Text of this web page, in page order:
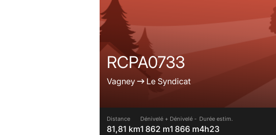
RCPA0733
Vagney Le Syndicat
Distance
81,81 km
Dénivelé +
1 862 m
Dénivelé -
1 866 m
Durée estim.
4h23